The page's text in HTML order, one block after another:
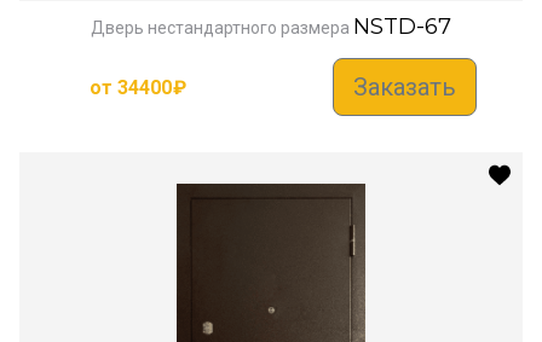
Дверь нестандартного размера NSTD-67
от 34400₽ Заказать